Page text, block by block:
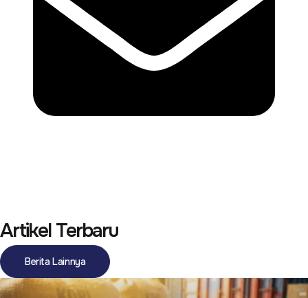
Artikel Terbaru
Berita Lainnya